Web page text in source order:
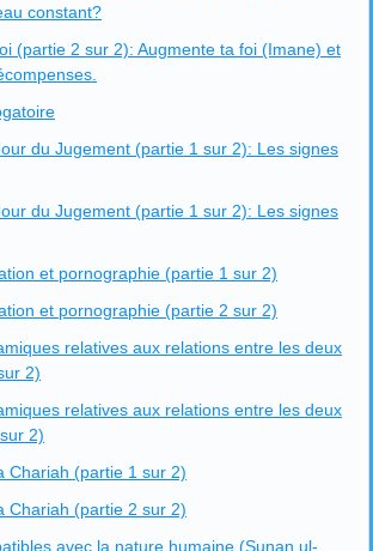
constant?
(partie 2 sur 2): Augmente ta foi (Imane) et
du Jugement (partie 1 sur 2): Les signes
du Jugement (partie 1 sur 2): Les signes
et pornographie (partie 1 sur 2)
et pornographie (partie 2 sur 2)
relatives aux relations entre les deux
2)
relatives aux relations entre les deux
2)
Chariah (partie 1 sur 2)
Chariah (partie 2 sur 2)
avec la nature humaine (Sunan ul-